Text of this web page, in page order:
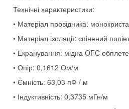
Технічні характеристики:
• Матеріал провідника:
• Матеріал ізоляції: спінений
• Екранування: мідна OFC
• Опір: 0,1612 Ом/м
• Ємність: 63,03 пФ / м
• Індуктивність: 0,3735 мГн/м